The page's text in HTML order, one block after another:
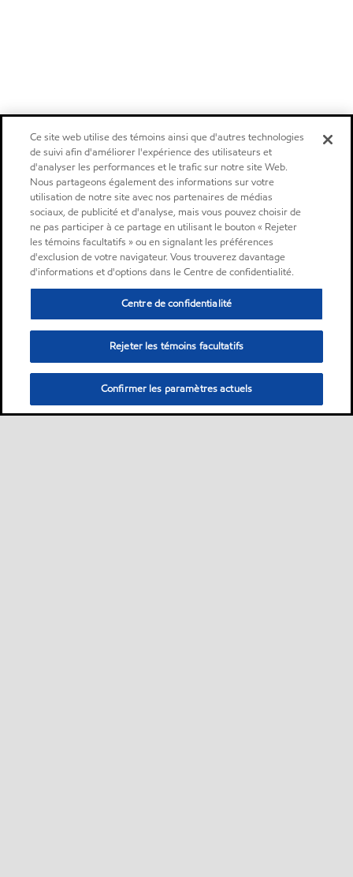
Ce site web utilise des témoins ainsi que d'autres technologies
de suivi afin d'améliorer l'expérience des utilisateurs et
d'analyser les performances et le trafic sur notre site Web.
Nous partageons également des informations sur votre
utilisation de notre site avec nos partenaires de médias
sociaux, de publicité et d'analyse, mais vous pouvez choisir de
ne pas participer à ce partage en utilisant le bouton « Rejeter
les témoins facultatifs » ou en signalant les préférences
d'exclusion de votre navigateur. Vous trouverez davantage
d'informations et d'options dans le Centre de confidentialité.
Centre de confidentialité
Rejeter les témoins facultatifs
Confirmer les paramètres actuels